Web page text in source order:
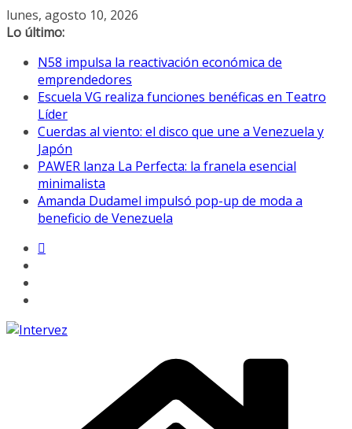
Saltar
al
lunes, agosto 10, 2026
Lo último:
N58 impulsa la reactivación económica de
emprendedores
Escuela VG realiza funciones benéficas en Teatro
Líder
Cuerdas al viento: el disco que une a Venezuela y
Japón
PAWER lanza La Perfecta: la franela esencial
minimalista
Amanda Dudamel impulsó pop-up de moda a
beneficio de Venezuela